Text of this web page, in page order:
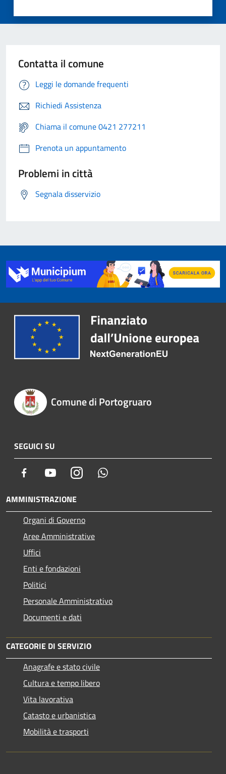
Contatta il comune
Leggi le domande frequenti
Richiedi Assistenza
Chiama il comune 0421 277211
Prenota un appuntamento
Problemi in città
Segnala disservizio
Comune di Portogruaro
SEGUICI SU
Facebook YoutubeInstagram
AMMINISTRAZIONE
Organi di Governo
Aree Amministrative
Uffici
Enti e fondazioni
Politici
Personale Amministrativo
Documenti e dati
CATEGORIE DI SERVIZIO
Anagrafe e stato civile
Cultura e tempo libero
Vita lavorativa
Catasto e urbanistica
Mobilità e trasporti